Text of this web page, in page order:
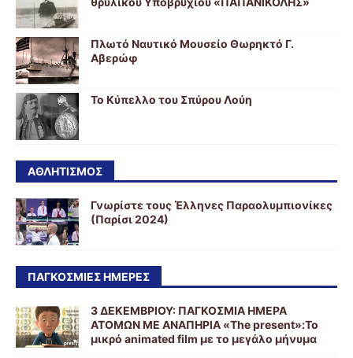
Πλωτό Ναυτικό Μουσείο Θωρηκτό Γ.
Αβερώφ
Το Κύπελλο του Σπύρου Λούη
ΑΘΛΗΤΙΣΜΟΣ
Γνωρίστε τους Έλληνες Παραολυμπιονίκες
(Παρίσι 2024)
ΠΑΓΚΟΣΜΙΕΣ ΗΜΕΡΕΣ
3 ΔΕΚΕΜΒΡΙΟΥ: ΠΑΓΚΟΣΜΙΑ ΗΜΕΡΑ
ΑΤΟΜΩΝ ΜΕ ΑΝΑΠΗΡΙΑ «The present»:Το
μικρό animated film με το μεγάλο μήνυμα